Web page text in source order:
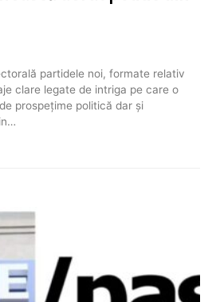
partidele noi, formate relativ
clare legate de intriga pe care o
prospețime politică dar și